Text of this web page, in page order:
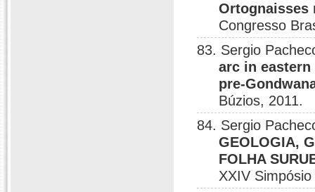
Ortognaisses
Congresso
83. Sergio
arc in
pre-
Búzios, 2011.
84. Sergio
GEOLOGIA,
FOLHA
XXIV